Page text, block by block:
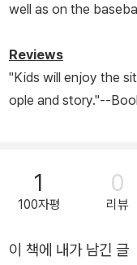
well as on the
Reviews
"Kids will enjoy the
ople and story."--
1
100자평
0
리뷰
이 책에 내가 남긴 글